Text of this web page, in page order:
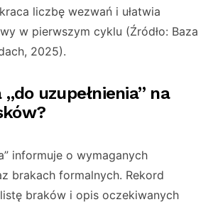
liczbę wezwań i ułatwia
w pierwszym cyklu (Źródło: Baza
2025).
„do uzupełnienia” na
informuje o wymaganych
brakach formalnych. Rekord
braków i opis oczekiwanych